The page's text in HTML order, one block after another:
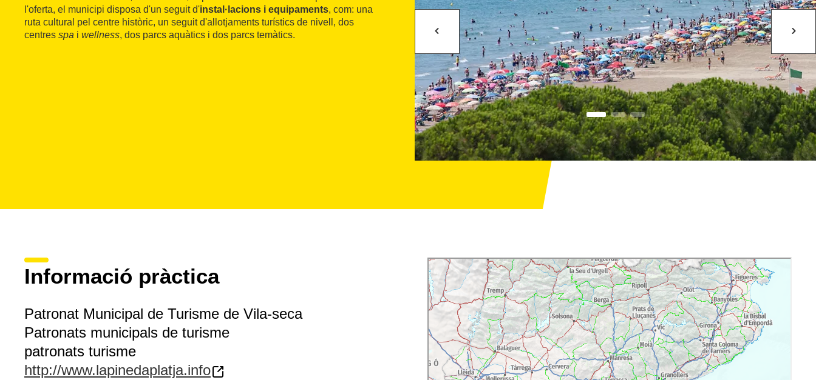
l'oferta, el municipi disposa d'un seguit d'instal·lacions i equipaments, com: una
ruta cultural pel centre històric, un seguit d'allotjaments turístics de nivell, dos
centres spa i wellness, dos parcs aquàtics i dos parcs temàtics.
Informació pràctica
Patronat Municipal de Turisme de Vila-seca
Patronats municipals de turisme
patronats turisme
http://www.lapinedaplatja.info